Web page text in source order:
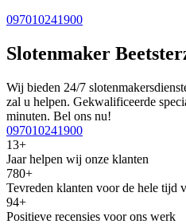
097010241900
Slotenmaker
Wij bieden 24/7
zal u helpen. Gekwalificeerde
minuten. Bel ons nu!
097010241900
13+
Jaar helpen wij onze klanten
780+
Tevreden klanten voor de hele tijd
94+
Positieve recensies voor ons werk